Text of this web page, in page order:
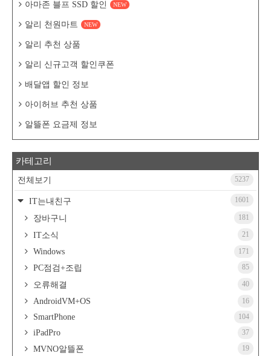
아마존 블프 SSD 할인 NEW
알리 천원마트 NEW
알리 추천 상품
알리 신규고객 할인쿠폰
배달앱 할인 정보
아이허브 추천 상품
알뜰폰 요금제 정보
카테고리
전체보기 5237
IT는내친구 1601
장바구니 181
IT소식 21
Windows 171
PC점검+조립 85
오류해결 40
AndroidVM+OS 16
SmartPhone 104
iPadPro 37
MVNO알뜰폰 19